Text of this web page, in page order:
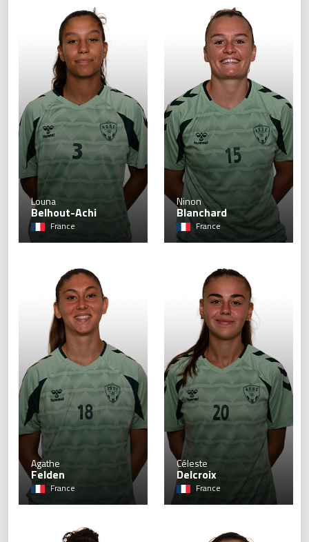
3
Louna
Belhout-Achi
France
Ninon
Blanchard
France
18
Agathe
Felden
France
Céleste
Delcroix
France